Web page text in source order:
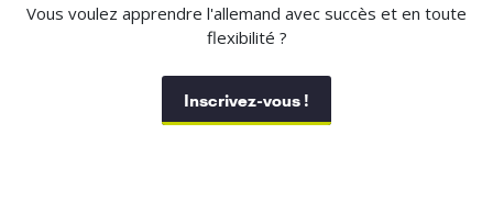
Vous voulez apprendre l'allemand avec succès et en toute
flexibilité ?
Inscrivez-vous !